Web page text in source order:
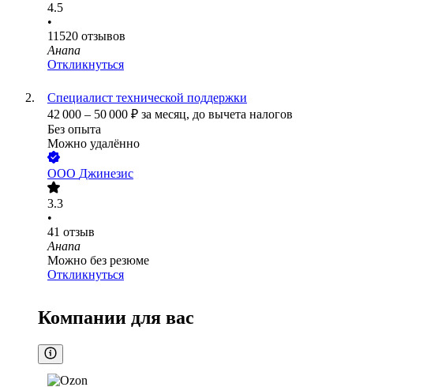
4.5
•
11520 отзывов
Анапа
Откликнуться
Специалист технической поддержки
42 000 – 50 000 ₽ за месяц, до вычета налогов
Без опыта
Можно удалённо
ООО Джинезис
3.3
•
41 отзыв
Анапа
Можно без резюме
Откликнуться
Компании для вас